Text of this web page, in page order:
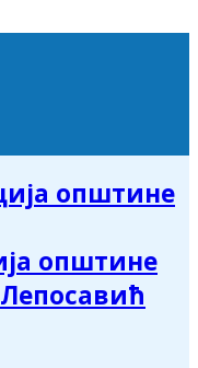
општине